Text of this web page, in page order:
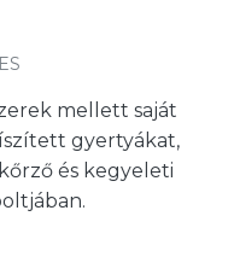
mellett saját
gyertyákat,
és kegyeleti